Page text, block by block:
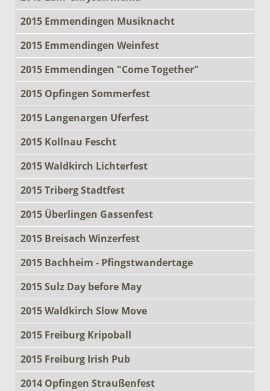
2015 Emmendingen Musiknacht
2015 Emmendingen Weinfest
2015 Emmendingen "Come Together"
2015 Opfingen Sommerfest
2015 Langenargen Uferfest
2015 Kollnau Fescht
2015 Waldkirch Lichterfest
2015 Triberg Stadtfest
2015 Überlingen Gassenfest
2015 Breisach Winzerfest
2015 Bachheim - Pfingstwandertage
2015 Sulz Day before May
2015 Waldkirch Slow Move
2015 Freiburg Kripoball
2015 Freiburg Irish Pub
2014 Opfingen Straußenfest